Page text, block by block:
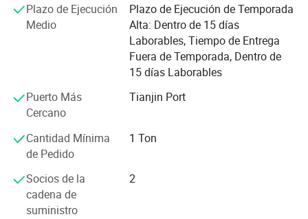
Plazo de Ejecución
Medio
Plazo de Ejecución de Temporada
Alta: Dentro de 15 días
Laborables, Tiempo de Entrega
Fuera de Temporada, Dentro de
15 días Laborables
Puerto Más
Cercano
Tianjin Port
Cantidad Mínima
de Pedido
1 Ton
Socios de la
cadena de
suministro
2